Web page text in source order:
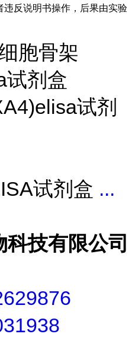
反说明书操作，后果由实验
胞骨架
试剂盒
试剂
试剂盒 ...
技有限公司